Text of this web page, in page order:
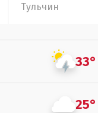
Тульчин
33°
25°